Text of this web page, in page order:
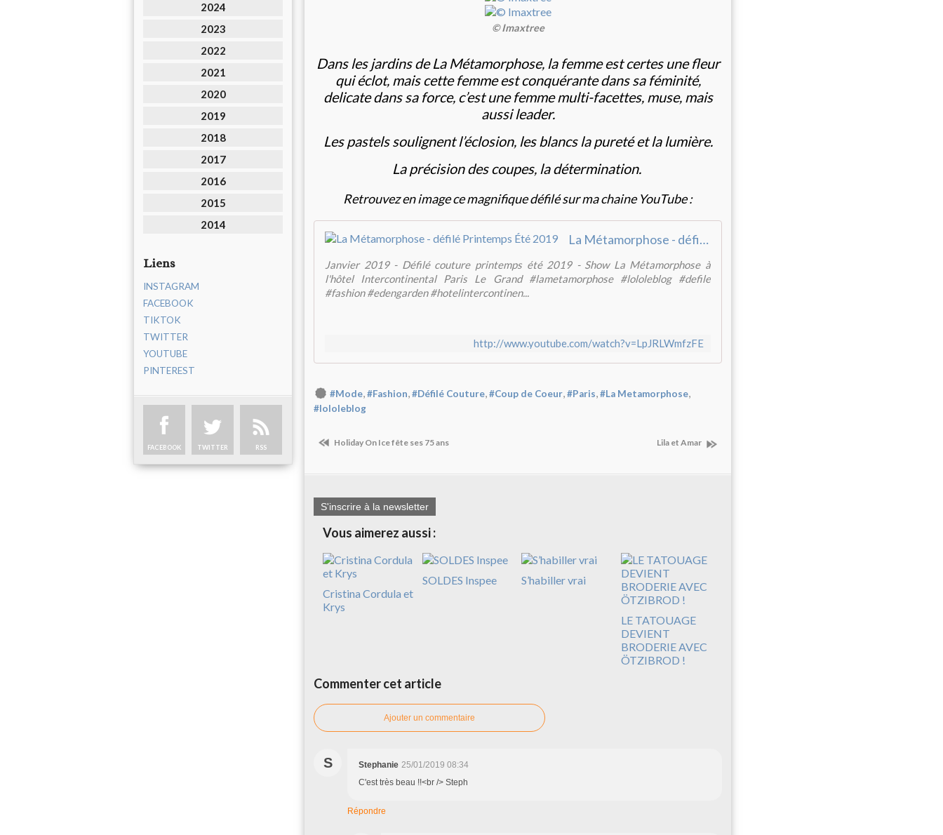
2024
2023
2022
2021
2020
2019
2018
2017
2016
2015
2014
Liens
INSTAGRAM
FACEBOOK
TIKTOK
TWITTER
YOUTUBE
PINTEREST
FACEBOOK TWITTER RSS
© Imaxtree
Dans les jardins de La Métamorphose, la femme est certes une fleur
qui éclot, mais cette femme est conquérante dans sa féminité,
delicate dans sa force, c’est une femme multi-facettes, muse, mais
aussi leader.
Les pastels soulignent l’éclosion, les blancs la pureté et la lumière.
La précision des coupes, la détermination.
Retrouvez en image ce magnifique défilé sur ma chaine YouTube :
La Métamorphose - défilé Printemps Été 2019
Janvier 2019 - Défilé couture printemps été 2019 - Show La Métamorphose à
l'hôtel Intercontinental Paris Le Grand #lametamorphose #lololeblog #defile
#fashion #edengarden #hotelintercontinen...
http://www.youtube.com/watch?v=LpJRLWmfzFE
#Mode,#Fashion,#Défilé Couture,#Coup de Coeur,#Paris,#La Metamorphose,
#lololeblog
Holiday On Ice fête ses 75 ans Lila et Amar
S'inscrire à la newsletter
Vous aimerez aussi :
Cristina Cordula et
Krys
SOLDES Inspee S’habiller vrai
LE TATOUAGE
DEVIENT
BRODERIE AVEC
ÖTZIBROD !
Commenter cet article
Ajouter un commentaire
S Stephanie 25/01/2019 08:34
C'est très beau !!<br /> Steph
Répondre